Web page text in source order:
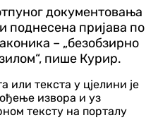
документовања
поднесена пријава по
– „безобзирно
пише Курир.
или текста у цјелини је
извора и уз
тексту на порталу